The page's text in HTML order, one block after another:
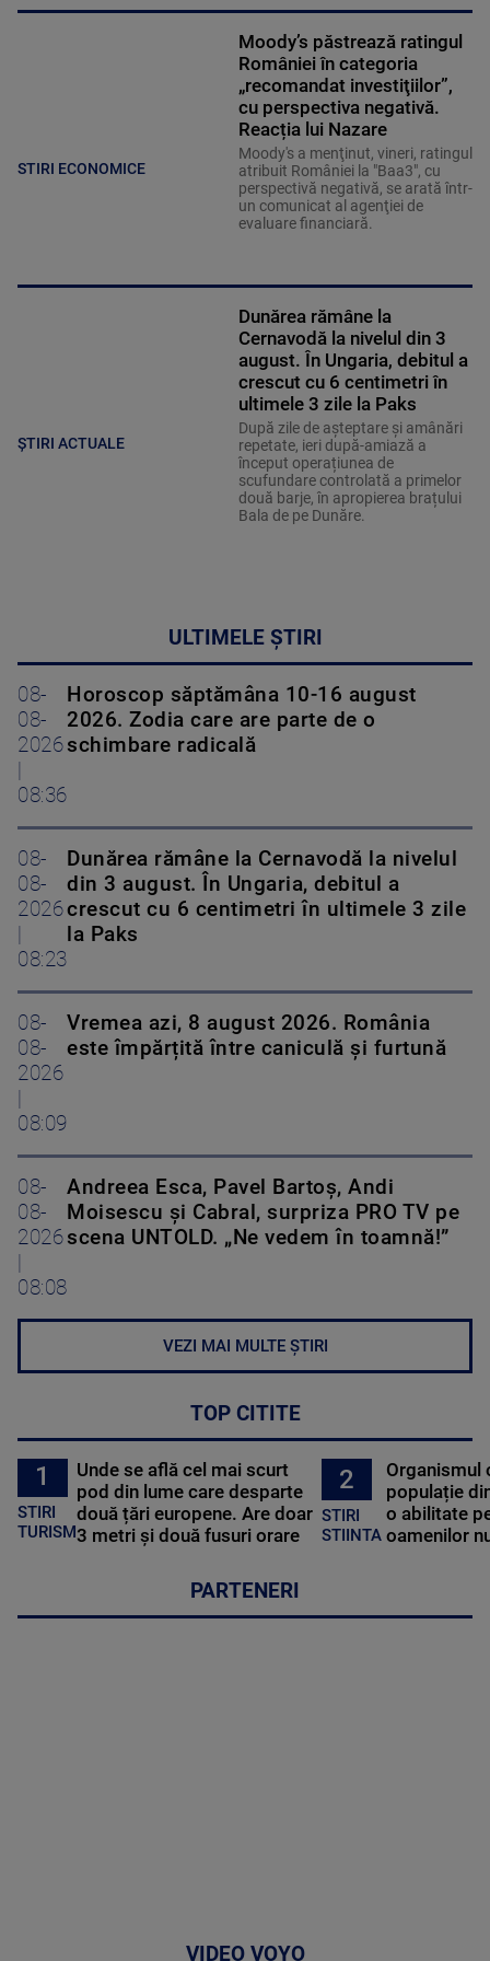
STIRI ECONOMICE
Moody’s păstrează ratingul
României în categoria
„recomandat investiţiilor”,
cu perspectiva negativă.
Reacția lui Nazare
Moody's a menţinut, vineri, ratingul
atribuit României la "Baa3", cu
perspectivă negativă, se arată într-
un comunicat al agenţiei de
evaluare financiară.
ȘTIRI ACTUALE
Dunărea rămâne la
Cernavodă la nivelul din 3
august. În Ungaria, debitul a
crescut cu 6 centimetri în
ultimele 3 zile la Paks
După zile de așteptare și amânări
repetate, ieri după-amiază a
început operațiunea de
scufundare controlată a primelor
două barje, în apropierea brațului
Bala de pe Dunăre.
ULTIMELE ȘTIRI
08-
08-
2026
08:36
Horoscop săptămâna 10-16 august
2026. Zodia care are parte de o
schimbare radicală
08-
08-
2026
08:23
Dunărea rămâne la Cernavodă la nivelul
din 3 august. În Ungaria, debitul a
crescut cu 6 centimetri în ultimele 3 zile
la Paks
08-
08-
2026
08:09
Vremea azi, 8 august 2026. România
este împărțită între caniculă și furtună
08-
08-
2026
08:08
Andreea Esca, Pavel Bartoș, Andi
Moisescu și Cabral, surpriza PRO TV pe
scena UNTOLD. „Ne vedem în toamnă!”
VEZI MAI MULTE ȘTIRI
TOP CITITE
1
STIRI
TURISM
Unde se află cel mai scurt
pod din lume care desparte
două țări europene. Are doar
3 metri și două fusuri orare
2
STIRI
STIINTA
Organismul
populație
o abilitate
oamenilor
PARTENERI
VIDEO VOYO